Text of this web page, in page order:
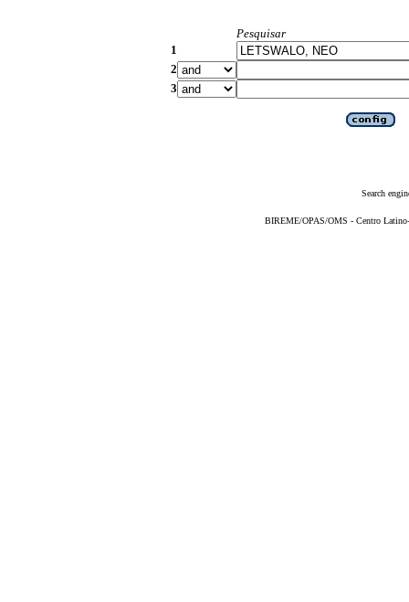
Pesquisar
1
2
3
Search
BIREME/OPAS/OMS - Centro Latino-